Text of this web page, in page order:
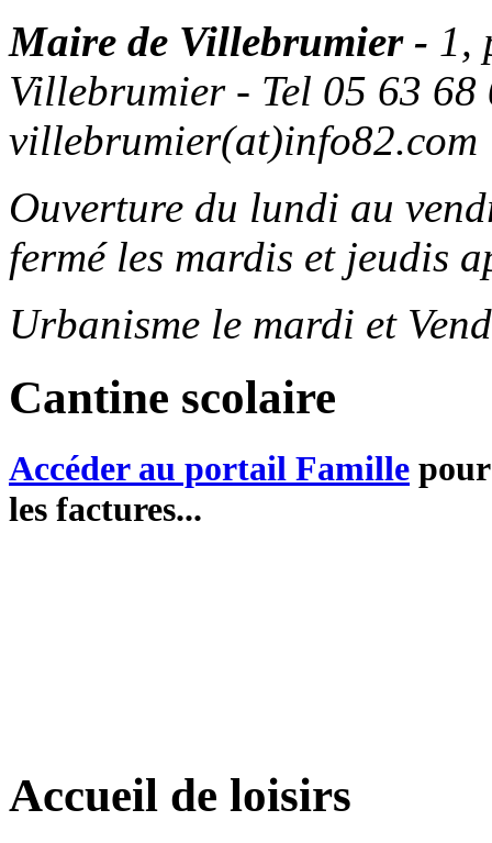
Maire de Villebrumier - 1,
Villebrumier - Tel 05 63
villebrumier(at)info82.com
Ouverture du lundi au
fermé les mardis et jeudis
Urbanisme le mardi et
Cantine scolaire
Accéder au portail Famille
les factures...
Accueil de loisirs